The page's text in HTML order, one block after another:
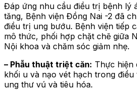
Đáp ứng nhu cầu điều trị bệnh lý
tăng, Bệnh viện Đồng Nai -2 đã
điều trị ung bướu. Bệnh viện tiếp
mô thức, phối hợp chặt chẽ giữa
Nội khoa và chăm sóc giảm nhẹ.
– Phẫu thuật triệt căn: Thực hiện
khối u và nạo vét hạch trong
ung thư vú và tiêu hóa.